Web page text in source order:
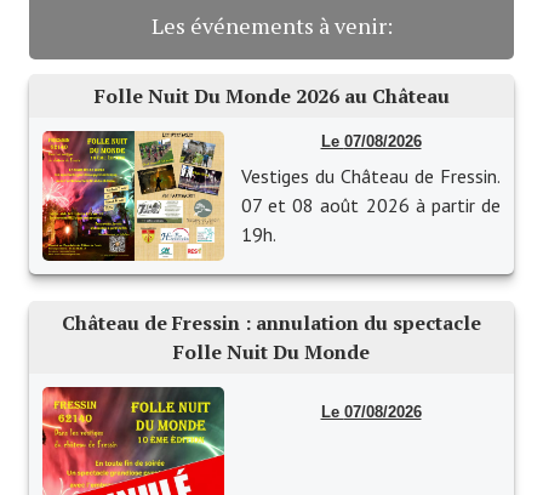
Commerçants, artisans
Commerces et professions libérales
Exploitants agricoles
Artisans
Agents immobiliers
Réserver une salle
Maison des services et des associations fressinoises
VILLE ACTIVE
Village culturel
Les événements à venir:
Folle Nuit Du Monde 2026 au Château
07/08/2026
Vestiges du Château de Fressin.
07 et 08 août 2026 à partir de
19h.
Château de Fressin : annulation du spectacle
Folle Nuit Du Monde
07/08/2026